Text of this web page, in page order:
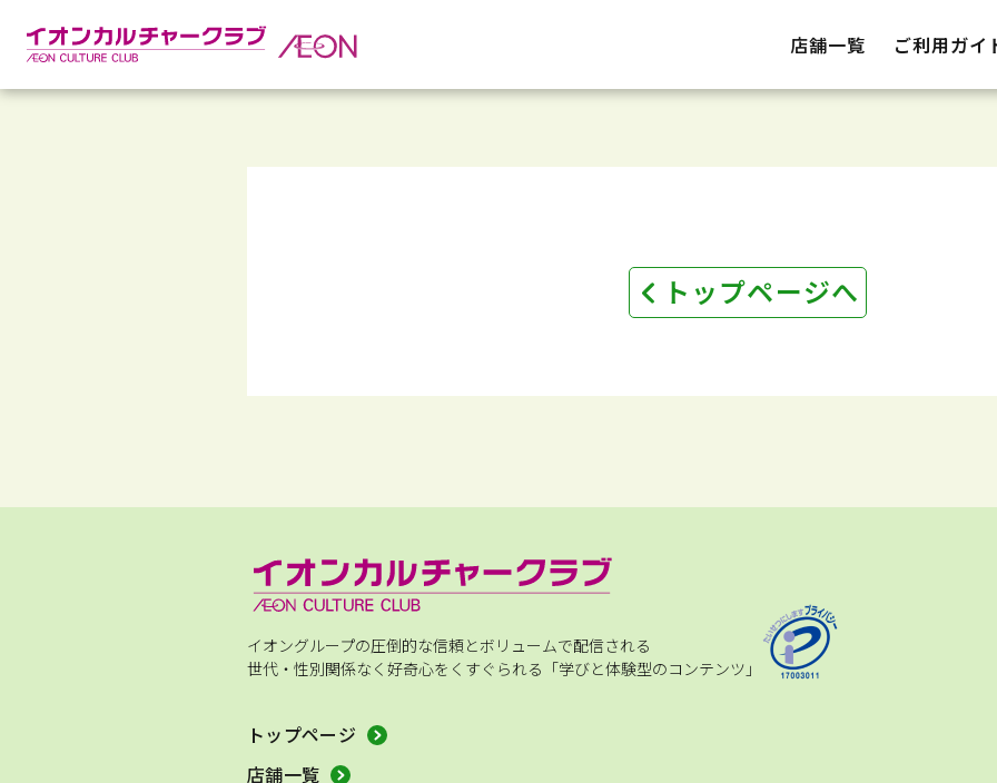
店舗一覧 ご利用ガイ
トップページへ
イオングループの圧倒的な信頼とボリュームで配信される
世代・性別関係なく好奇心をくすぐられる「学びと体験型のコンテンツ」
トップページ
店舗一覧